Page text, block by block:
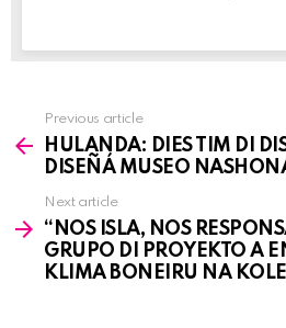
See
more
Previous article
HULANDA: DIES TIM DI
DISEÑÁ MUSEO
Next article
“NOS ISLA, NOS
GRUPO DI PROYEKTO A
KLIMA BONEIRU NA